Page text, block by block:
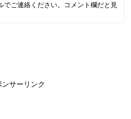
でご連絡ください。コメント欄だと見
ンサーリンク